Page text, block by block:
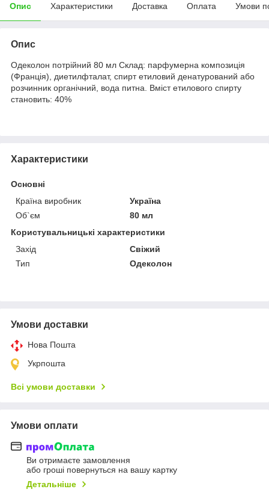
Опис Характеристики Доставка Оплата Умови
Опис
Одеколон потрійний 80 мл Склад: парфумерна композиція
(Франція), диетилфталат, спирт етиловий денатурований або
розчинник органічний, вода питна. Вміст етилового спирту
становить: 40%
Характеристики
Основні
Країна виробник
Україна
Об`єм
80 мл
Користувальницькі характеристики
Захід
Свіжий
Тип
Одеколон
Умови доставки
Нова Пошта
Укрпошта
Всі умови доставки
Умови оплати
Ви отримаєте замовлення
або гроші повернуться на вашу картку
Детальніше